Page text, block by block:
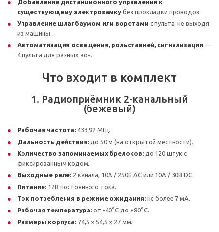
Добавление дистанционного управления к
существующему электрозамку без прокладки проводов.
Управление шлагбаумом или воротами с пульта, не выходя
из машины.
Автоматизация освещения, рольставней, сигнализации —
4 пульта для разных зон.
Что входит в комплект
1. Радиоприёмник 2-канальный
(бежевый)
Рабочая частота: 433,92 МГц.
Дальность действия: до 50 м (на открытой местности).
Количество запоминаемых брелоков: до 120 штук с
фиксированным кодом.
Выходные реле: 2 канала, 10А / 250В AC или 10А / 30В DC.
Питание: 12В постоянного тока.
Ток потребления в режиме ожидания: не более 7 мА.
Рабочая температура: от -40°C до +80°C.
Размеры корпуса: 74,5 × 54,5 × 27 мм.